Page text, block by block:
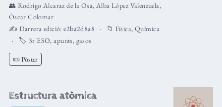
👥 Rodrigo Alcaraz de la Osa, Alba López Valenzuela,
Òscar Colomar
✍️ Darrera edició:e2ba2d8a8 📁 Física,Química
🏷️ 3r ESO,apunts, gasos
📜 Pòster
Estructura atòmica